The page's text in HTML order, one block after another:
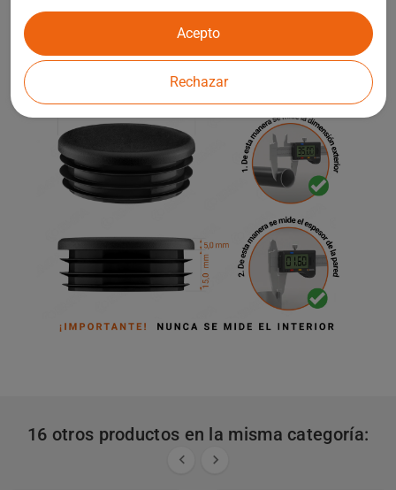
elementos de arquitectura de jardín.
16 otros productos en la misma categoría:
 
Rechazar
Acepto